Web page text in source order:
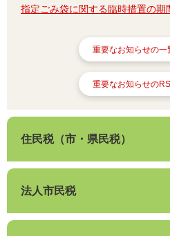
指定ごみ袋に関する臨時措置の期
重要なお知らせの一
重要なお知らせの
住民税（市・県民税）
法人市民税